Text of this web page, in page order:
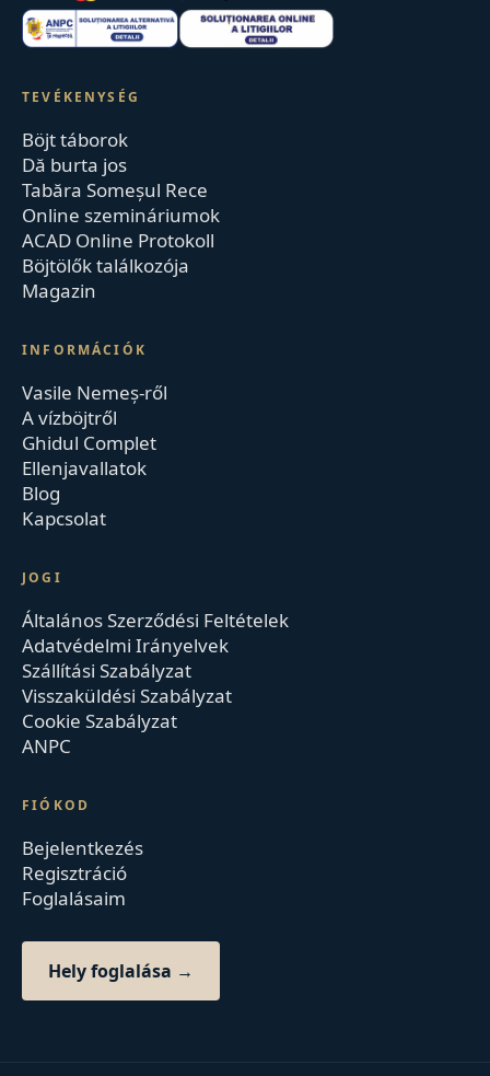
TEVÉKENYSÉG
Böjt táborok
Dă burta jos
Tabăra Someșul Rece
Online szemináriumok
ACAD Online Protokoll
Böjtölők találkozója
Magazin
INFORMÁCIÓK
Vasile Nemeș-ről
A vízböjtről
Ghidul Complet
Ellenjavallatok
Blog
Kapcsolat
JOGI
Általános Szerződési Feltételek
Adatvédelmi Irányelvek
Szállítási Szabályzat
Visszaküldési Szabályzat
Cookie Szabályzat
ANPC
FIÓKOD
Bejelentkezés
Regisztráció
Foglalásaim
Hely foglalása →